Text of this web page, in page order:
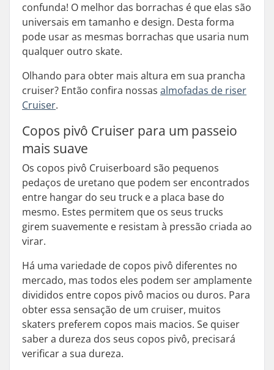
confunda! O melhor das borrachas é que elas são
universais em tamanho e design. Desta forma
pode usar as mesmas borrachas que usaria num
qualquer outro skate.
Olhando para obter mais altura em sua prancha
cruiser? Então confira nossas almofadas de riser
Cruiser.
Copos pivô Cruiser para um passeio
mais suave
Os copos pivô Cruiserboard são pequenos
pedaços de uretano que podem ser encontrados
entre hangar do seu truck e a placa base do
mesmo. Estes permitem que os seus trucks
girem suavemente e resistam à pressão criada ao
virar.
Há uma variedade de copos pivô diferentes no
mercado, mas todos eles podem ser amplamente
divididos entre copos pivô macios ou duros. Para
obter essa sensação de um cruiser, muitos
skaters preferem copos mais macios. Se quiser
saber a dureza dos seus copos pivô, precisará
verificar a sua dureza.